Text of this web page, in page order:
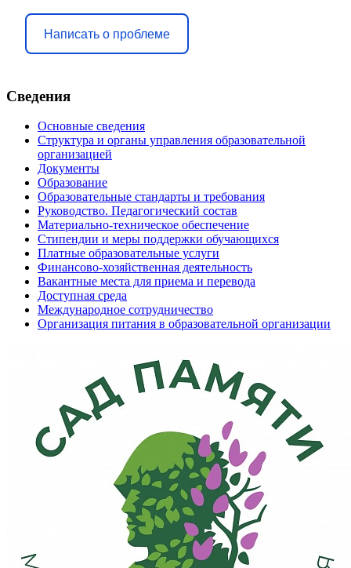
Написать о проблеме
Сведения
Основные сведения
Структура и органы управления образовательной
организацией
Документы
Образование
Образовательные стандарты и требования
Руководство. Педагогический состав
Материально-техническое обеспечение
Стипендии и меры поддержки обучающихся
Платные образовательные услуги
Финансово-хозяйственная деятельность
Вакантные места для приема и перевода
Доступная среда
Международное сотрудничество
Организация питания в образовательной организации